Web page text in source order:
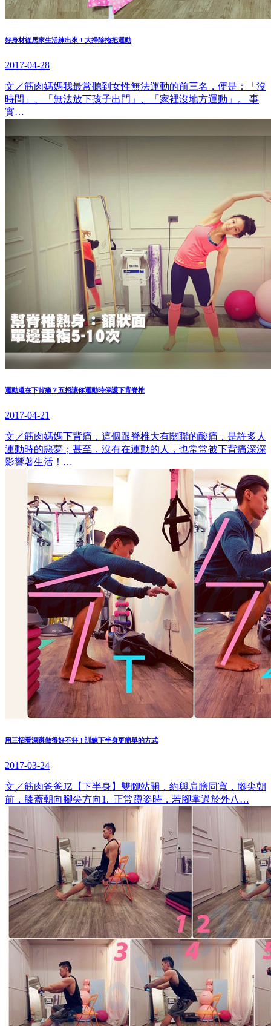
好身材從居家生活練出來！大掃除拖把運動
2017-04-28
文／筋肉媽媽我最常聽到女性無法運動的前三名，便是：「沒
時間」、「無法放下孩子出門」、「家裡沒地方運動」。 事
實…
運動還在下背痛？五招讓你運動時保護下背脊椎
2017-04-21
文／筋肉媽媽下背痛，這個跟脊椎大有關聯的酸痛，是許多人
運動時的惡夢；甚至，沒有在運動的人，也常常被下背痛深深
影響著生活！…
用三招看深蹲做得好不好！訓練下半身更簡單的方式
2017-03-24
文／筋肉爸爸JZ【下半身】雙腳站開，約與肩膀同寬，腳尖朝
前，膝蓋朝向腳尖方向1. 正常蹲姿時，若腳掌過於外八…